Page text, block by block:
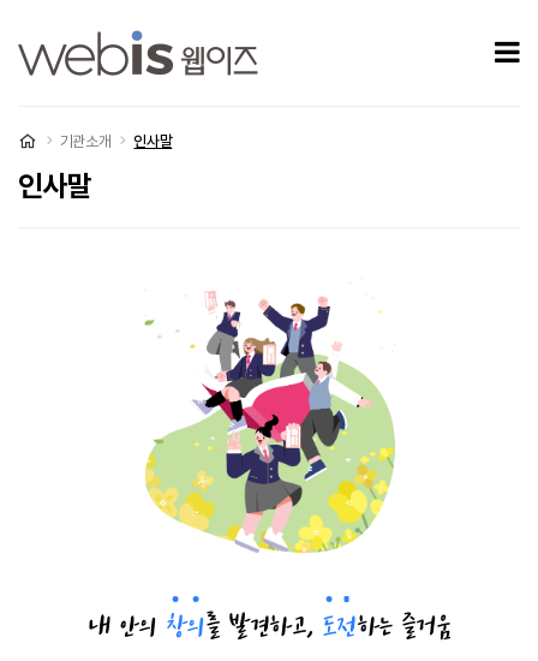
처음으로기관소개 인사말
인사말
내 안의 창의를 발견하고, 도전하는 즐거움